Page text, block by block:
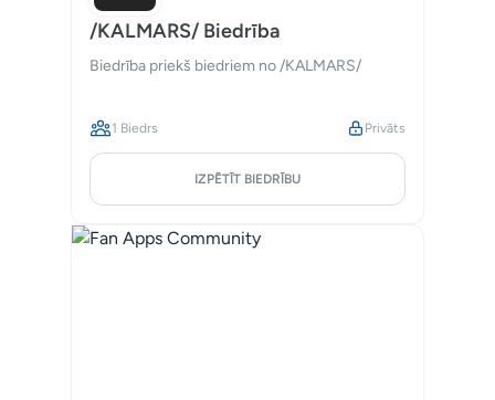
/KALMARS/ Biedrība
Biedrība priekš biedriem no /KALMARS/
1 Biedrs Privāts
IZPĒTĪT BIEDRĪBU